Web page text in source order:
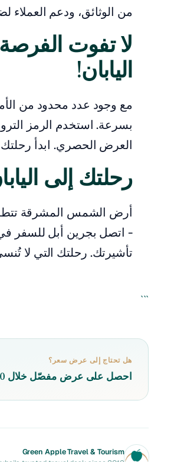
من الوثائق، ودعم
لا تفوت
اليابان!
بسرعة. استخدم الرمز
العرض الحصري. ابدأ رحلتك
رحلتك إلى
أرض الشمس المشرقة تتطلع
- اتصل بجرين أبل للسفر في
تأشيرتك. رحلتك التي لا
```
هل تحتاج إلى عرض سعر؟
احصل على عرض مفصّل خلال 30 دقيقة.
Green Apple Travel & Tourism